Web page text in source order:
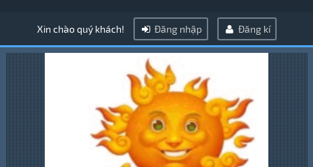
Xin chào quý khách! Đăng nhập Đăng kí